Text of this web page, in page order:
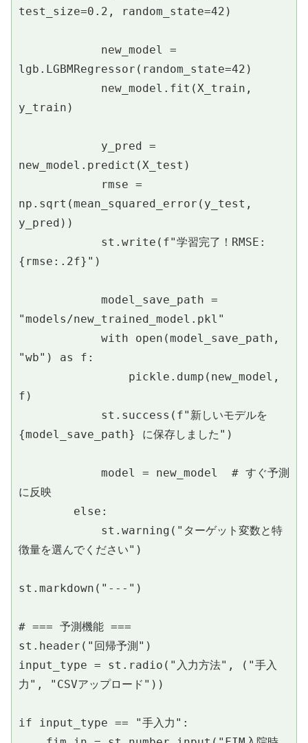
test_size=0.2, random_state=42)
lgb.LGBMRegressor(random_state=42)
y_train)
new_model.predict(X_test)
np.sqrt(mean_squared_error(y_test,
y_pred))
{rmse:.2f}")
"models/new_trained_model.pkl"
"wb") as f:
f)
{model_save_path} に保存しました")
に反映
        else:
徴量を選んでください")
st.markdown("---")
# === 予測機能 ===
st.header("回帰予測")
input_type = st.radio("入力方法", ("手入
力", "CSVアップロード"))
if input_type == "手入力":